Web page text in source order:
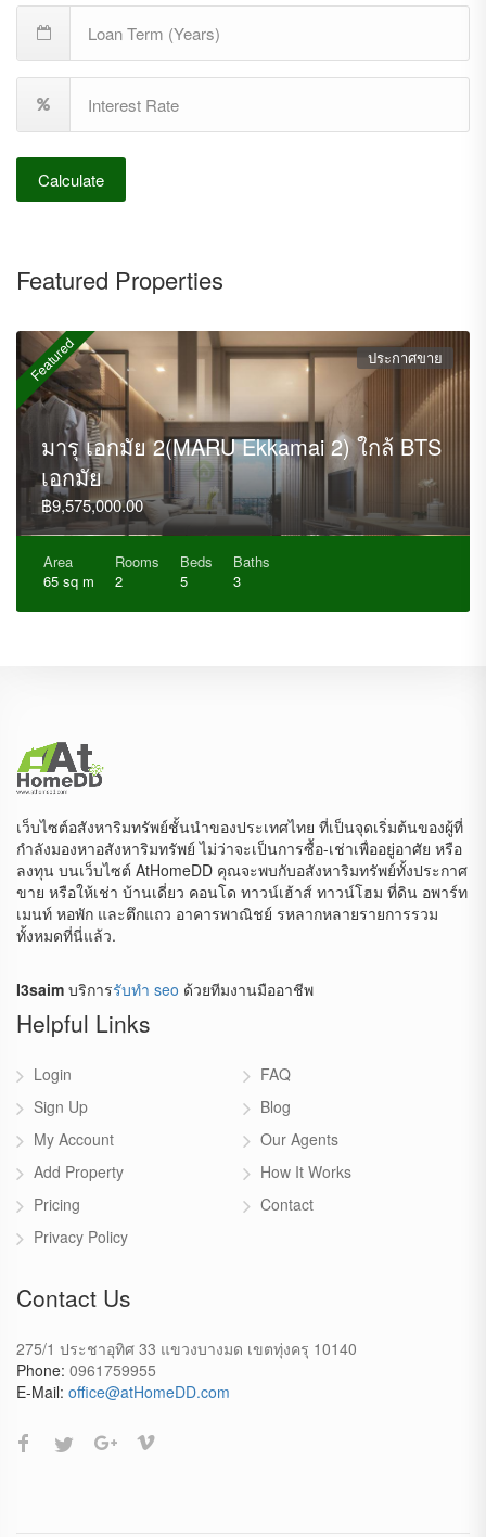
Calculate
Featured Properties
Featured ประกาศขาย
มารุ เอกมัย 2(MARU Ekkamai 2) ใกล้ BTS
เอกมัย
฿9,575,000.00
Area
65 sq m
Rooms
2
Beds
5
Baths
3
เว็บไซต์อสังหาริมทรัพย์ชั้นนำของประเทศไทย ที่เป็นจุดเริ่มต้นของผู้ที่
กำลังมองหาอสังหาริมทรัพย์ ไม่ว่าจะเป็นการซื้อ-เช่าเพื่ออยู่อาศัย หรือ
ลงทุน บนเว็บไซต์ AtHomeDD คุณจะพบกับอสังหาริมทรัพย์ทั้งประกาศ
ขาย หรือให้เช่า บ้านเดี่ยว คอนโด ทาวน์เฮ้าส์ ทาวน์โฮม ที่ดิน อพาร์ท
เมนท์ หอพัก และตึกแถว อาคารพาณิชย์ รหลากหลายรายการรวม
ทั้งหมดที่นี่แล้ว.
I3saim บริการรับทำ seo ด้วยทีมงานมืออาชีพ
Helpful Links
Login
Sign Up
My Account
Add Property
Pricing
Privacy Policy
FAQ
Blog
Our Agents
How It Works
Contact
Contact Us
275/1 ประชาอุทิศ 33 แขวงบางมด เขตทุ่งครุ 10140
Phone: 0961759955
E-Mail: office@atHomeDD.com